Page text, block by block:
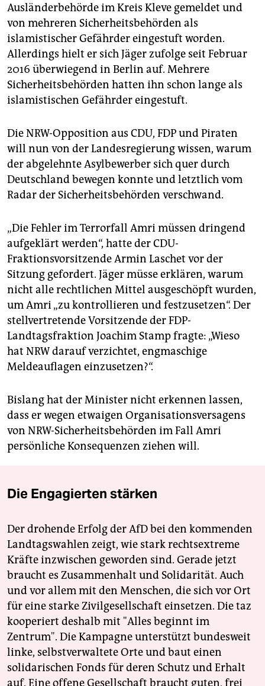
Ausländerbehörde im Kreis Kleve gemeldet und
von mehreren Sicherheitsbehörden als
islamistischer Gefährder eingestuft worden.
Allerdings hielt er sich Jäger zufolge seit Februar
2016 überwiegend in Berlin auf. Mehrere
Sicherheitsbehörden hatten ihn schon lange als
islamistischen Gefährder eingestuft.
Die NRW-Opposition aus CDU, FDP und Piraten
will nun von der Landesregierung wissen, warum
der abgelehnte Asylbewerber sich quer durch
Deutschland bewegen konnte und letztlich vom
Radar der Sicherheitsbehörden verschwand.
„Die Fehler im Terrorfall Amri müssen dringend
aufgeklärt werden“, hatte der CDU-
Fraktionsvorsitzende Armin Laschet vor der
Sitzung gefordert. Jäger müsse erklären, warum
nicht alle rechtlichen Mittel ausgeschöpft wurden,
um Amri „zu kontrollieren und festzusetzen“. Der
stellvertretende Vorsitzende der FDP-
Landtagsfraktion Joachim Stamp fragte: „Wieso
hat NRW darauf verzichtet, engmaschige
Meldeauflagen einzusetzen?“.
Bislang hat der Minister nicht erkennen lassen,
dass er wegen etwaigen Organisationsversagens
von NRW-Sicherheitsbehörden im Fall Amri
persönliche Konsequenzen ziehen will.
Die Engagierten stärken
Der drohende Erfolg der AfD bei den kommenden
Landtagswahlen zeigt, wie stark rechtsextreme
Kräfte inzwischen geworden sind. Gerade jetzt
braucht es Zusammenhalt und Solidarität. Auch
und vor allem mit den Menschen, die sich vor Ort
für eine starke Zivilgesellschaft einsetzen. Die taz
kooperiert deshalb mit "Alles beginnt im
Zentrum". Die Kampagne unterstützt bundesweit
linke, selbstverwaltete Orte und baut einen
solidarischen Fonds für deren Schutz und Erhalt
auf. Eine offene Gesellschaft braucht guten, frei